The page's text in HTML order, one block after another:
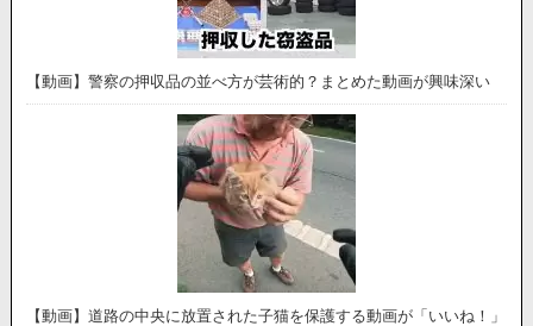
【動画】警察の押収品の並べ方が芸術的？まとめた動画が興味深い
【動画】道路の中央に放置された子猫を保護する動画が「いいね！」